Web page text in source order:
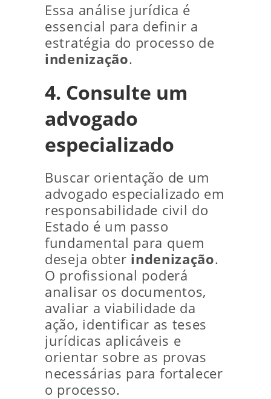
Essa análise jurídica é
essencial para definir a
estratégia do processo de
indenização.
4. Consulte um
advogado
especializado
Buscar orientação de um
advogado especializado em
responsabilidade civil do
Estado é um passo
fundamental para quem
deseja obter indenização.
O profissional poderá
analisar os documentos,
avaliar a viabilidade da
ação, identificar as teses
jurídicas aplicáveis e
orientar sobre as provas
necessárias para fortalecer
o processo.